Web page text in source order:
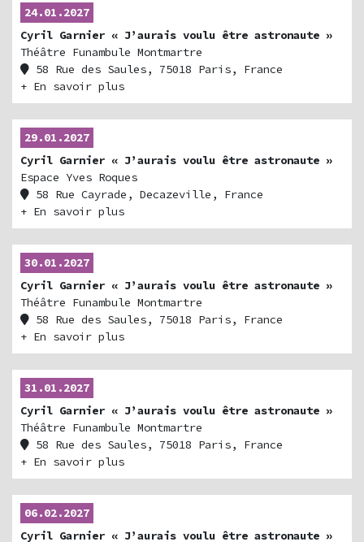
24.01.2027
Cyril Garnier « J’aurais voulu être astronaute »
Théâtre Funambule Montmartre
58 Rue des Saules, 75018 Paris, France
+ En savoir plus
29.01.2027
Cyril Garnier « J’aurais voulu être astronaute »
Espace Yves Roques
58 Rue Cayrade, Decazeville, France
+ En savoir plus
30.01.2027
Cyril Garnier « J’aurais voulu être astronaute »
Théâtre Funambule Montmartre
58 Rue des Saules, 75018 Paris, France
+ En savoir plus
31.01.2027
Cyril Garnier « J’aurais voulu être astronaute »
Théâtre Funambule Montmartre
58 Rue des Saules, 75018 Paris, France
+ En savoir plus
06.02.2027
Cyril Garnier « J’aurais voulu être astronaute »